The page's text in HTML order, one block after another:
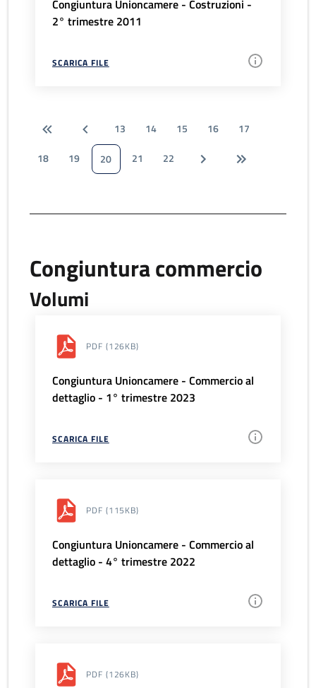
Congiuntura Unioncamere - Costruzioni -
2° trimestre 2011
SCARICA FILE
13 14 15 16
17
18
19 20 21 22
Congiuntura commercio
Volumi
PDF (126KB)
Congiuntura Unioncamere - Commercio al
dettaglio - 1° trimestre 2023
SCARICA FILE
PDF (115KB)
Congiuntura Unioncamere - Commercio al
dettaglio - 4° trimestre 2022
SCARICA FILE
PDF (126KB)